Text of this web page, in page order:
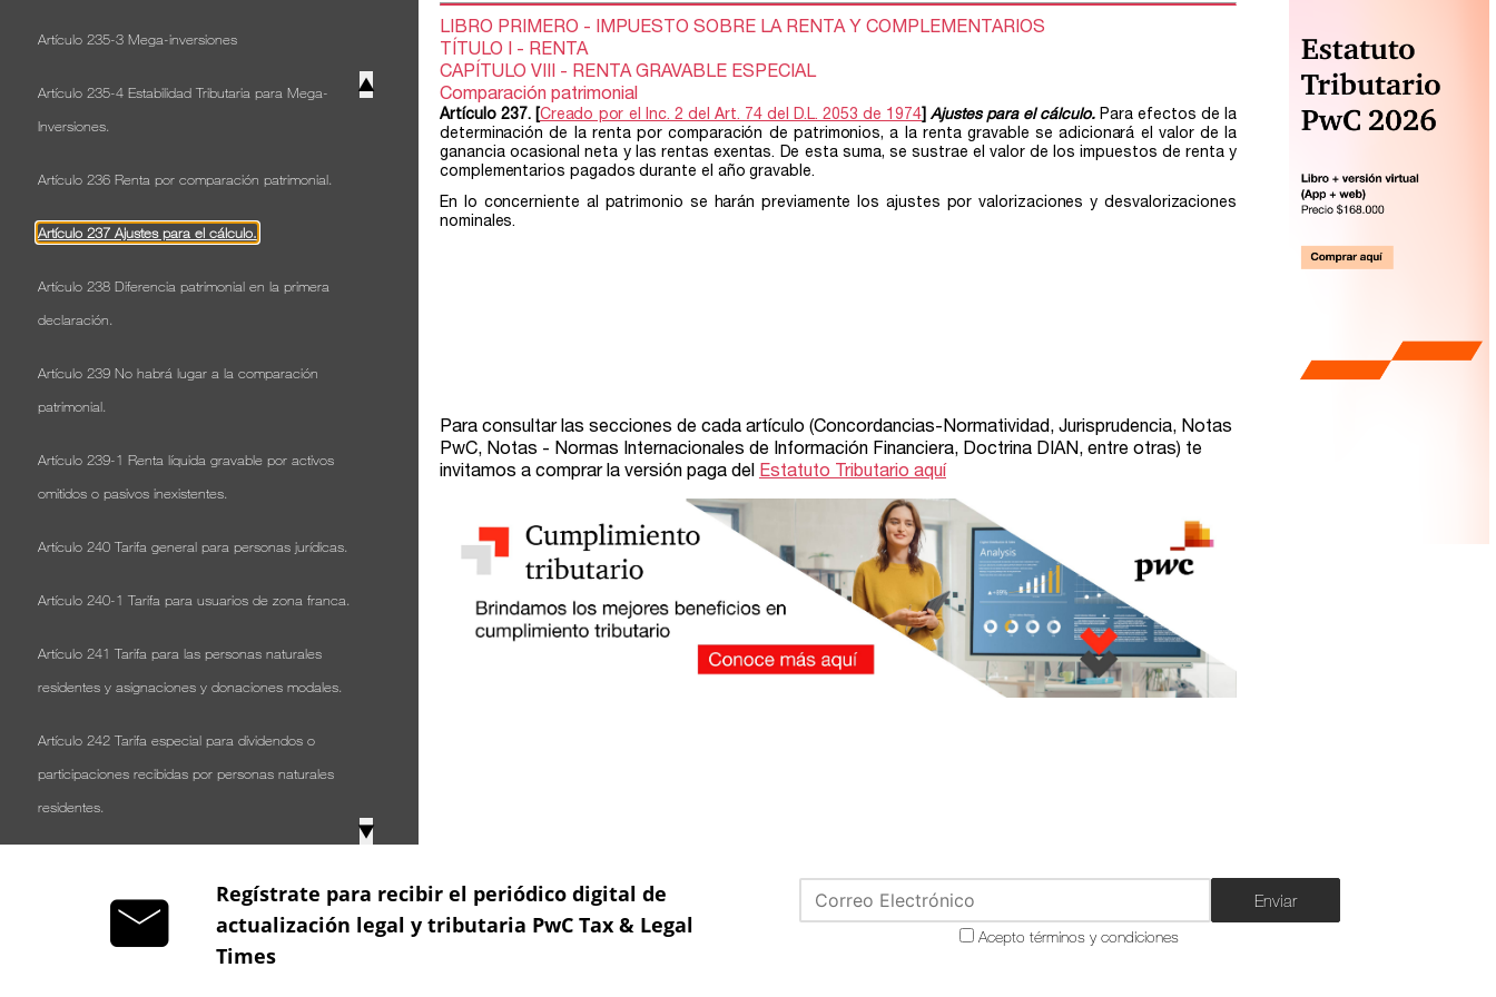
▲
▼
Artículo 235-3 Mega-inversiones
Artículo 235-4 Estabilidad Tributaria para Mega-
Inversiones.
Artículo 236 Renta por comparación patrimonial.
Artículo 237 Ajustes para el cálculo.
Artículo 238 Diferencia patrimonial en la primera
declaración.
Artículo 239 No habrá lugar a la comparación
patrimonial.
Artículo 239-1 Renta líquida gravable por activos
omitidos o pasivos inexistentes.
Artículo 240 Tarifa general para personas jurídicas.
Artículo 240-1 Tarifa para usuarios de zona franca.
Artículo 241 Tarifa para las personas naturales
residentes y asignaciones y donaciones modales.
Artículo 242 Tarifa especial para dividendos o
participaciones recibidas por personas naturales
residentes.
participaciones recibidas por sociedades nacionales.
Artículo 243 Destinación específica.
Regístrate para recibir el periódico digital de
actualización legal y tributaria PwC Tax & Legal
Times
Enviar
Acepto términos y condiciones